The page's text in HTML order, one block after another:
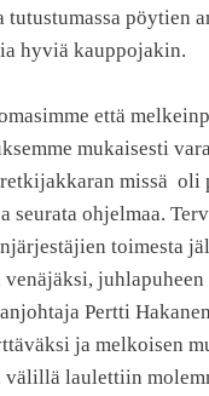
tutustumassa pöytien
hyviä kauppojakin.
että
mukaisesti
missä oli
seurata ohjelmaa.
toimesta
venäjäksi,
Pertti
ja melkoisen
välillä laulettiin